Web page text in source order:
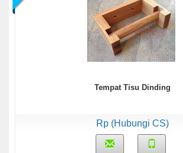
Tempat Tisu Dinding
Rp (Hubungi CS)